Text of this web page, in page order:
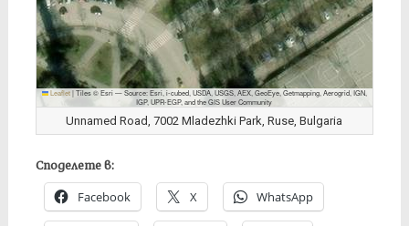
Leaflet |Tiles © Esri — Source: Esri, i-cubed, USDA, USGS, AEX, GeoEye, Getmapping, Aerogrid, IGN,
IGP, UPR-EGP, and the GIS User Community
Unnamed Road, 7002 Mladezhki Park, Ruse, Bulgaria
Споделете в:
Facebook X WhatsApp